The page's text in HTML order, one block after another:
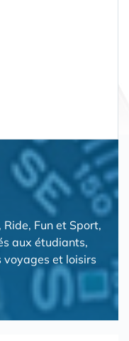
Fun et Sport,
aux étudiants,
voyages et loisirs